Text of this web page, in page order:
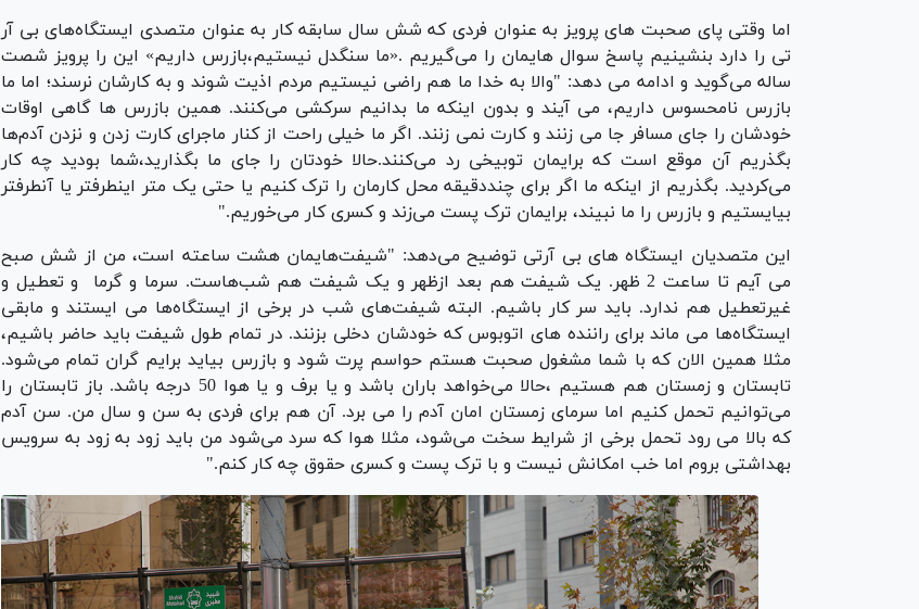
اما وقتی پای صحبت های پرویز به عنوان فردی که شش سال سابقه‌ کار به عنوان متصدی ایستگاه‌های بی آر
تی را دارد بنشینیم پاسخ سوال هایمان را می‌گیریم .«ما سنگدل نیستیم،بازرس داریم» این را پرویز شصت
ساله می‌گوید و ادامه می دهد: "والا به خدا ما هم راضی نیستیم مردم اذیت شوند و به کارشان نرسند؛ اما ما
بازرس نامحسوس داریم، می آیند و بدون اینکه ما بدانیم سرکشی می‌کنند. همین بازرس ها گاهی اوقات
خودشان را جای مسافر جا می زنند و کارت نمی زنند. اگر ما خیلی راحت از کنار ماجرای کارت زدن و نزدن آدم‌ها
بگذریم آن موقع است که برایمان توبیخی رد می‌کنند.حالا خودتان را جای ما بگذارید،شما بودید چه کار
می‌کردید. بگذریم از اینکه ما اگر برای چنددقیقه محل کارمان را ترک کنیم یا حتی یک متر اینطرفتر یا آنطرفتر
بیایستیم و بازرس را ما نبیند، برایمان ترک پست می‌زند و کسری کار می‌خوریم."
این متصدیان ایستگاه های بی آرتی توضیح می‌دهد: "شیفت‌هایمان هشت ساعته است، من از شش صبح
می آیم تا ساعت 2 ظهر. یک شیفت هم بعد ازظهر و یک شیفت هم شب‌هاست. سرما و گرما و تعطیل و
غیرتعطیل هم ندارد. باید سر کار باشیم. البته شیفت‌های شب در برخی از ایستگاه‌ها می ایستند و مابقی
ایستگاه‌ها می ماند برای راننده های اتوبوس که خودشان دخلی بزنند. در تمام طول شیفت باید حاضر باشیم،
مثلا همین الان که با شما مشغول صحبت هستم حواسم پرت شود و بازرس بیاید برایم گران تمام می‌شود.
تابستان و زمستان هم هستیم ،حالا می‌خواهد باران باشد و یا برف و یا هوا 50 درجه باشد. باز تابستان را
می‌توانیم تحمل کنیم اما سرمای زمستان امان آدم را می برد. آن هم برای فردی به سن و سال من. سن آدم
که بالا می رود تحمل برخی از شرایط سخت می‌شود، مثلا هوا که سرد می‌شود من باید زود به زود به سرویس
بهداشتی بروم اما خب امکانش نیست و با ترک پست و کسری حقوق چه کار کنم."